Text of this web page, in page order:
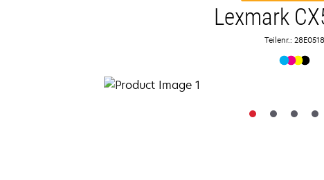
Lexmark
Teilenr.: 28E0518